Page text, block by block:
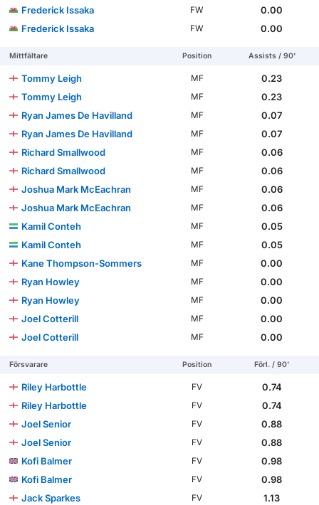
Frederick Issaka FW
0.00
Frederick Issaka
FW 0.00
Mittfältare Position Assists / 90'
Tommy Leigh MF
0.23
Tommy Leigh
MF
0.23
Ryan James De Havilland
MF
0.07
Ryan James De Havilland
MF
0.07
Richard Smallwood
MF
0.06
Richard Smallwood
MF
0.06
Joshua Mark McEachran
MF
0.06
Joshua Mark McEachran
MF
0.06
Kamil Conteh
MF
0.05
Kamil Conteh
MF
0.05
Kane Thompson-Sommers
MF
0.00
Ryan Howley
MF
0.00
Ryan Howley
MF
0.00
Joel Cotterill
MF
0.00
Joel Cotterill
MF 0.00
Försvarare Position Förl. / 90'
Riley Harbottle FV
0.74
Riley Harbottle
FV
0.74
Joel Senior
FV
0.88
Joel Senior
FV
0.88
Kofi Balmer
FV
0.98
Kofi Balmer
FV
0.98
Jack Sparkes
FV
1.13